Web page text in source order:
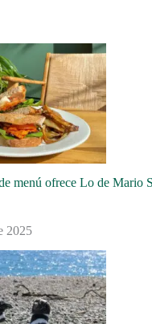
menú ofrece Lo de Mario
2025